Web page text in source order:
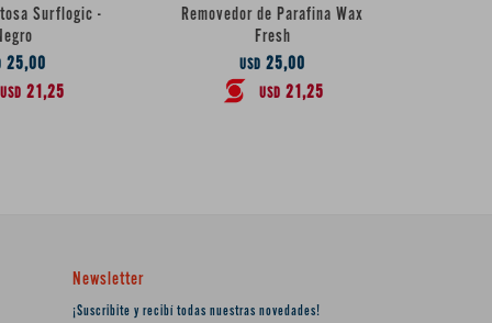
Surflogic -
25,00
USD 21,25
Removedor de Parafina Wax
Fresh
USD 25,00
USD 21,25
Newsletter
¡Suscribite y recibí todas nuestras novedades!